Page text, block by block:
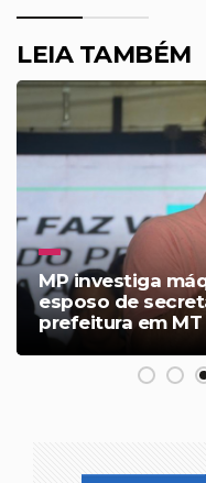
LEIA TAMBÉM
MP investiga
esposo de
prefeitura em MT